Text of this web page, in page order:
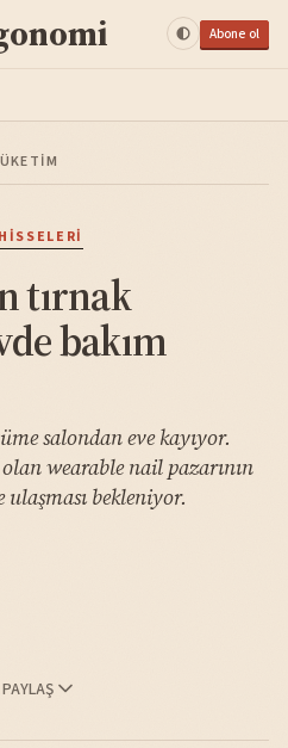
Abone ol
tırnak
bakım
salondan eve kayıyor.
wearable nail pazarının
bekleniyor.
PAYLAŞ